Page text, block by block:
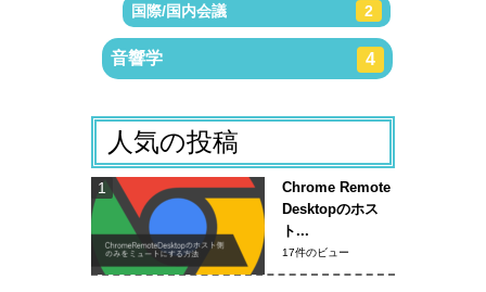
国際/国内会議 2
音響学 4
人気の投稿
Chrome Remote
Desktopのホス
ト...
17件のビュー